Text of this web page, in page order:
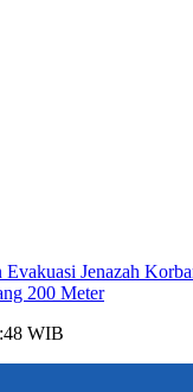
Jenazah
200 Meter
WIB